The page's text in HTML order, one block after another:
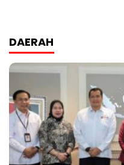
DAERAH